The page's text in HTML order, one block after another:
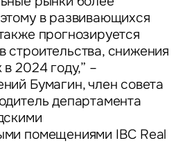
в развивающихся
прогнозируется
строительства, снижения
2024 году,” –
Бумагин, член совета
департамента
помещениями IBC Real